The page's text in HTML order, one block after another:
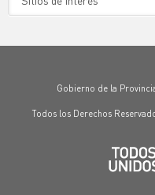
Gobierno de la
Todos los Derechos